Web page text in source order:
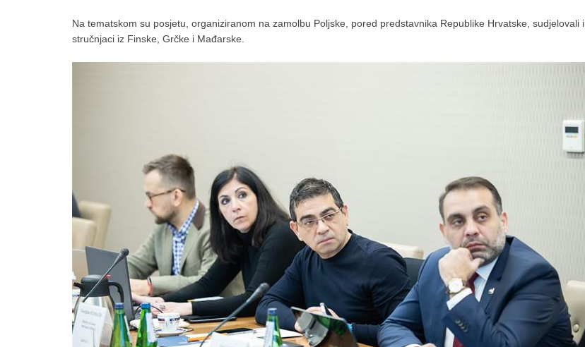
Na tematskom su posjetu, organiziranom na zamolbu Poljske, pored predstavnika Republike Hrvatske, sudjelovali i
stručnjaci iz Finske, Grčke i Mađarske.